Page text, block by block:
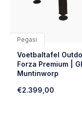
Pegasi
Voetbaltafel
Forza Premium |
Muntinworp
€2.399,00